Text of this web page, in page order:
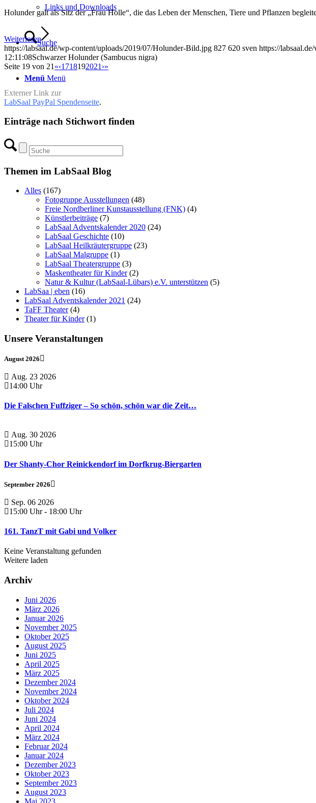
Links und Downloads
Suche
Menü Menü
Holunder galt als Sitz der „Frau Holle“, die das Leben der Menschen, Tiere und Pflanzen
Weiterlesen
https://labsaal.de/wp-content/uploads/2019/07/Holunder-Bild.jpg 827 620 sven https://
12:11:08Schwarzer Holunder (Sambucus nigra)
Seite 19 von 21 «‹1718192021 ›»
Externer Link zur
LabSaal PayPal Spendenseite.
Einträge nach Stichwort finden
Themen im LabSaal Blog
Alles (167)
Fotogruppe Ausstellungen (48)
Freie Nordberliner Kunstausstellung (FNK) (4)
Künstlerbeiträge (7)
LabSaal Adventskalender 2020 (24)
LabSaal Geschichte (10)
LabSaal Heilkräutergruppe (23)
LabSaal Malgruppe (1)
LabSaal Theatergruppe (3)
Maskentheater für Kinder(2)
Natur & Kultur (LabSaal-Lübars) e.V. unterstützen (5)
LabSaa | eben (16)
LabSaal Adventskalender 2021 (24)
TaFF Theater(4)
Theater für Kinder(1)
Unsere Veranstaltungen
August 2026
Aug. 23 2026
14:00 Uhr
Die Falschen Fuffziger – So schön, schön war die Zeit…
Aug. 30 2026
15:00 Uhr
Der Shanty-Chor Reinickendorf im Dorfkrug-Biergarten
September 2026
Sep. 06 2026
15:00 Uhr- 18:00 Uhr
161. TanzT mit Gabi und Volker
Keine Veranstaltung gefunden
Weitere laden
Archiv
Juni 2026
März 2026
Januar 2026
November 2025
Oktober 2025
August 2025
Juni 2025
April 2025
März 2025
Dezember 2024
November 2024
Oktober 2024
Juli 2024
Juni 2024
April 2024
März 2024
Februar 2024
Januar 2024
Dezember 2023
Oktober 2023
September 2023
August 2023
Mai 2023